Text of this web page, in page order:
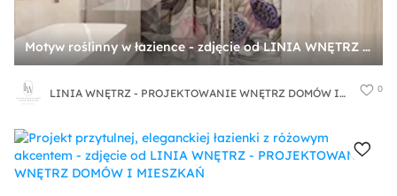
Motyw roślinny w łazience - zdjęcie od LINIA WNĘTRZ - PROJEKTOWANIE WNĘTRZ DOMÓW I MIESZKAŃ
LINIA WNĘTRZ - PROJEKTOWANIE WNĘTRZ DOMÓW I MIESZKAŃ 0